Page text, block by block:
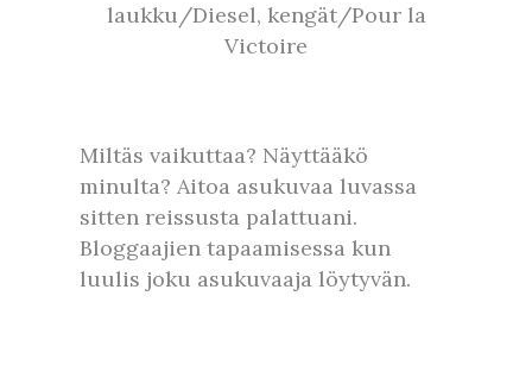
laukku/Diesel, kengät/Pour la
Victoire
Miltäs vaikuttaa? Näyttääkö
minulta? Aitoa asukuvaa luvassa
sitten reissusta palattuani.
Bloggaajien tapaamisessa kun
luulis joku asukuvaaja löytyvän.